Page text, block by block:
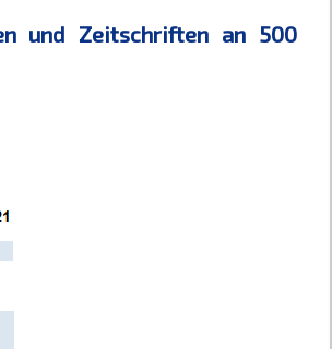
und Zeitschriften an 500